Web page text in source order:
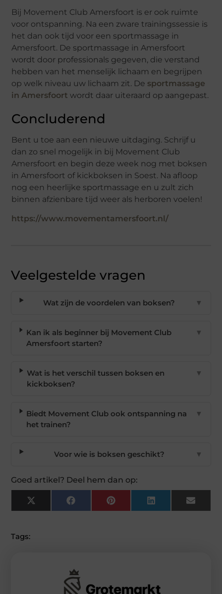
Bij Movement Club Amersfoort is er ook ruimte
voor ontspanning. Na een zware trainingssessie is
het dan ook tijd voor een sportmassage in
Amersfoort. De sportmassage in Amersfoort
wordt door professionals gegeven, die verstand
hebben van het menselijk lichaam en begrijpen
op welk niveau uw lichaam zit. De sportmassage
in Amersfoort wordt daar uiteraard op aangepast.
Concluderend
Bent u toe aan een nieuwe uitdaging. Schrijf u
dan zo snel mogelijk in bij Movement Club
Amersfoort en begin deze week nog met boksen
in Amersfoort of kickboksen in Soest. Na afloop
nog een heerlijke sportmassage en u zult zich
binnen afzienbare tijd weer als herboren voelen!
https://www.movementamersfoort.nl/
Veelgestelde vragen
Wat zijn de voordelen van boksen? ▼
Kan ik als beginner bij Movement Club
Amersfoort starten?
▼
Wat is het verschil tussen boksen en
kickboksen?
▼
Biedt Movement Club ook ontspanning na
het trainen?
▼
Voor wie is boksen geschikt? ▼
Goed artikel? Deel hem dan op:
X
(Twitter)
FacebookPinterest LinkedIn Email
Tags: